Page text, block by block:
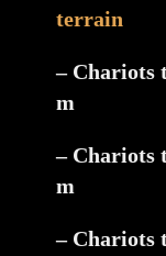
terrain
– Chariots
m
– Chariots
m
– Chariots